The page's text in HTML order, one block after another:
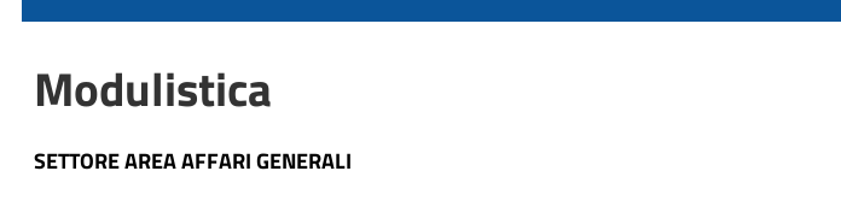
Modulistica
SETTORE AREA AFFARI GENERALI